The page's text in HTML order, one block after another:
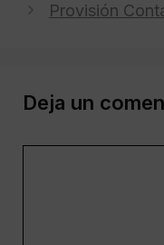
Provisión
Deja un